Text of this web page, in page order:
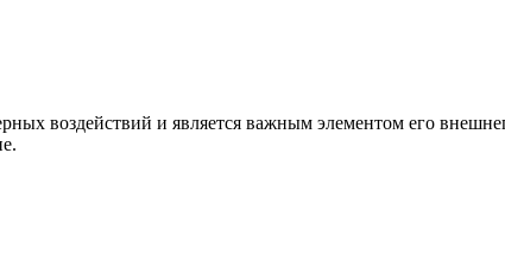
воздействий и является важным элементом его